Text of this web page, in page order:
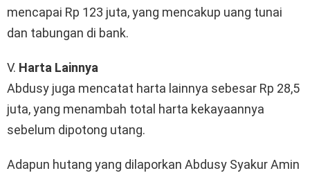
mencapai Rp 123 juta, yang mencakup uang tunai
dan tabungan di bank.
V. Harta Lainnya
Abdusy juga mencatat harta lainnya sebesar Rp 28,5
juta, yang menambah total harta kekayaannya
sebelum dipotong utang.
Adapun hutang yang dilaporkan Abdusy Syakur Amin